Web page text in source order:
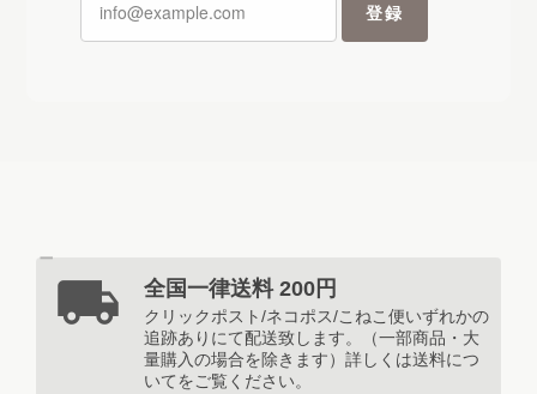
💕 推し活をされていたことを今回初
めて知りました🤭差し支えなければ、
「団長、それはちょっと音程が……
😂」と言われています笑 推しの方
へ、お客様の想いがたくさん届く素敵
なお手紙になりますように🕊️💌 この
度も温かいレビューを本当にありがと
登録
全国一律送料 200円
クリックポスト/ネコポス/こねこ便いずれかの
追跡ありにて配送致します。（一部商品・大
量購入の場合を除きます）詳しくは送料につ
いてをご覧ください。